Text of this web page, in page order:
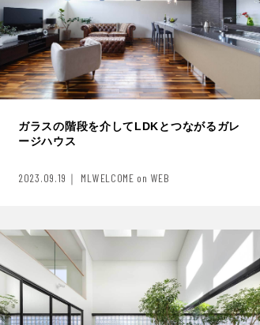
ガラスの階段を介してLDKとつながるガレ
ージハウス
2023.09.19｜ MLWELCOME on WEB